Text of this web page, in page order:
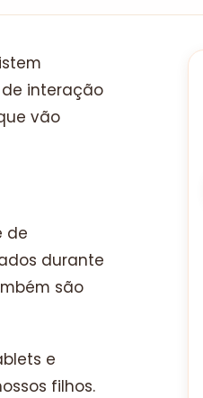
interação
vão
de
durante
são
e
filhos.